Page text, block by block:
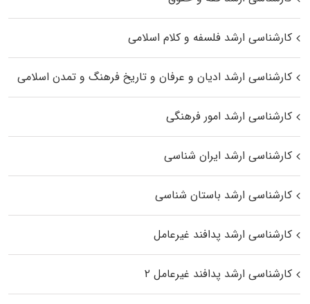
کارشناسی ارشد فلسفه و کلام اسلامی
کارشناسی ارشد ادیان و عرفان و تاریخ فرهنگ و تمدن اسلامی
کارشناسی ارشد امور فرهنگی
کارشناسی ارشد ایران شناسی
کارشناسی ارشد باستان شناسی
کارشناسی ارشد پدافند غیرعامل
کارشناسی ارشد پدافند غیرعامل ۲